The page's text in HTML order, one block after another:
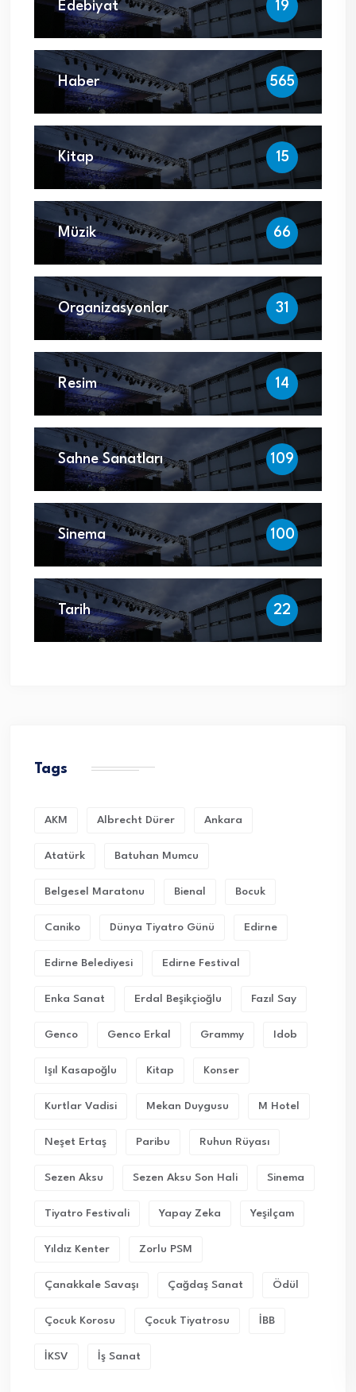
Edebiyat 19
Haber 565
Kitap 15
Müzik 66
Organizasyonlar 31
Resim 14
Sahne Sanatları 109
Sinema 100
Tarih 22
Tags
AKM Albrecht Dürer Ankara
Atatürk Batuhan Mumcu
Belgesel Maratonu Bienal Bocuk
Caniko Dünya Tiyatro Günü Edirne
Edirne Belediyesi Edirne Festival
Enka Sanat Erdal Beşikçioğlu Fazıl Say
Genco Genco Erkal Grammy Idob
Işıl Kasapoğlu Kitap Konser
Kurtlar Vadisi Mekan Duygusu M Hotel
Neşet Ertaş Paribu Ruhun Rüyası
Sezen Aksu Sezen Aksu Son Hali Sinema
Tiyatro Festivali Yapay Zeka Yeşilçam
Yıldız Kenter Zorlu PSM
Çanakkale Savaşı Çağdaş Sanat Ödül
Çocuk Korosu Çocuk Tiyatrosu İBB
İKSV İş Sanat